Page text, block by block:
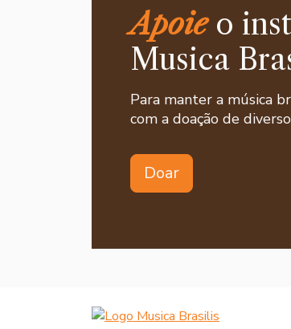
Apoieo
Musica
Para manter a música
com a doação de
Doar